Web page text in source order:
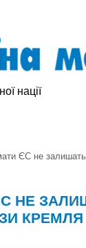
нації
ЄС не залишать
НЕ
КРЕМЛЯ